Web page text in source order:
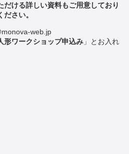
ける詳しい資料もご用意しており
さい。
web.jp
形ワークショップ申込み」とお入れ